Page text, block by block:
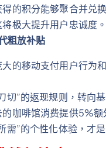
的积分能够聚合并兑
极大提升用户忠诚度。
粗放补贴
的移动支付用户行为
切”的返现规则，转向
咖啡馆消费提供5%
需”的个性化体验，才